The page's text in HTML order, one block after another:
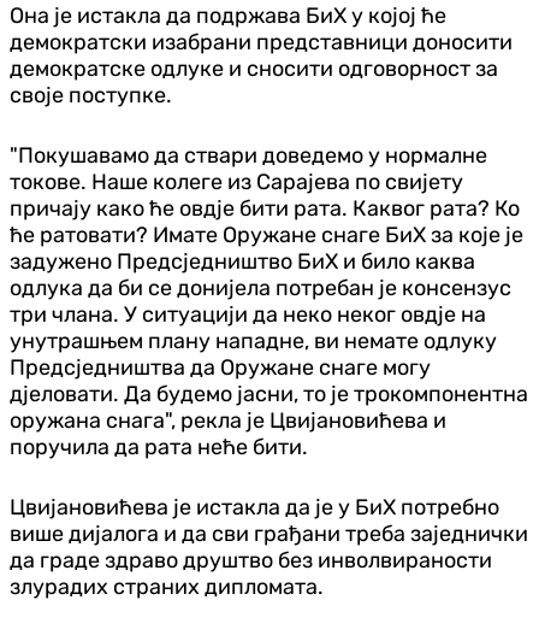
Она је истакла да подржава БиХ у којој ће
демократски изабрани представници доносити
демократске одлуке и сносити одговорност за
своје поступке.
"Покушавамо да ствари доведемо у нормалне
токове. Наше колеге из Сарајева по свијету
причају како ће овдје бити рата. Каквог рата? Ко
ће ратовати? Имате Оружане снаге БиХ за које је
задужено Предсједништво БиХ и било каква
одлука да би се донијела потребан је консензус
три члана. У ситуацији да неко неког овдје на
унутрашњем плану нападне, ви немате одлуку
Предсједништва да Оружане снаге могу
дјеловати. Да будемо јасни, то је трокомпонентна
оружана снага", рекла је Цвијановићева и
поручила да рата неће бити.
Цвијановићева је истакла да је у БиХ потребно
више дијалога и да сви грађани треба заједнички
да граде здраво друштво без инволвираности
злурадих страних дипломата.